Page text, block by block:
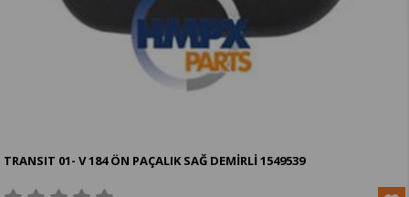
TRANSIT 01- V 184 ÖN PAÇALIK SAĞ DEMİRLİ 1549539